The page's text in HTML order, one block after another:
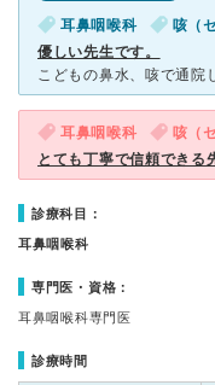
耳鼻咽喉科 咳（
優しい先生です。
耳鼻咽喉科 咳（
とても丁寧で信頼できる
診療科目：
耳鼻咽喉科
専門医・資格：
耳鼻咽喉科専門医
診療時間